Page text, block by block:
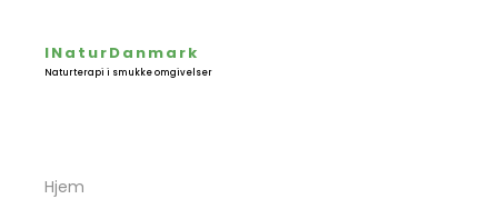
INaturDanmark
Naturterapi i smukke omgivelser
Hjem